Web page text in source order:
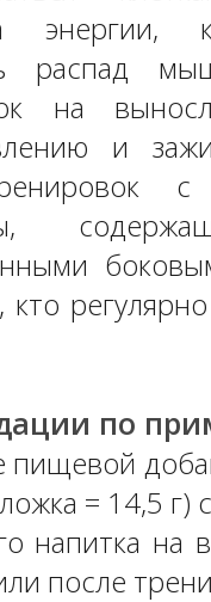
распад
на
и
с
кто
по
пищевой
= 14,5
напитка на
после